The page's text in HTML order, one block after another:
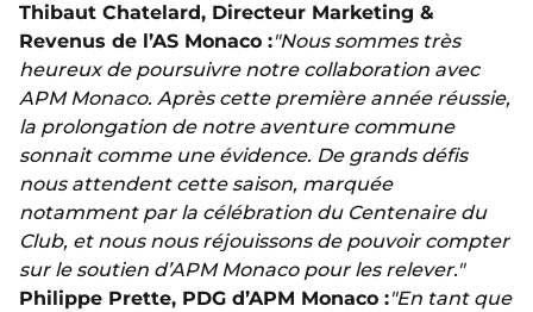
Thibaut Chatelard, Directeur Marketing &
Revenus de l’AS Monaco :"Nous sommes très
heureux de poursuivre notre collaboration avec
APM Monaco. Après cette première année réussie,
la prolongation de notre aventure commune
sonnait comme une évidence. De grands défis
nous attendent cette saison, marquée
notamment par la célébration du Centenaire du
Club, et nous nous réjouissons de pouvoir compter
sur le soutien d’APM Monaco pour les relever."
Philippe Prette, PDG d’APM Monaco :"En tant que